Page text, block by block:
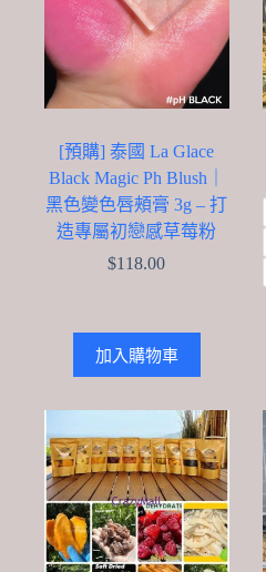
[預購] 泰國 La Glace
Black Magic Ph Blush｜
黑色變色唇頰膏 3g – 打
造專屬初戀感草莓粉
$118.00
加入購物車